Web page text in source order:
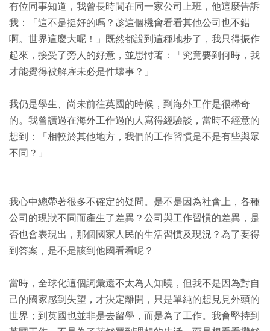
有位同事知道，我曾長時間在同一家公司上班，他這麼告訴
我：「這不是挺好的嗎？趁這個機會看看其他公司也不錯
啊。世界這麼大呢！」既然都說到這種地步了，我只得振作
起來，接受了旁人的好意，並思忖著：「究竟要到何時，我
才能覺得被解雇未必是件壞事？」
我仍是學生、尚未前往英國的時候，到海外工作是很稀奇
的。我曾讀過在海外工作過的人寫得經驗談，當時不經意的
想到：「相較於其他地方，我們的工作習慣是不是有些與眾
不同？」
我心中總帶著很多不確定的疑問。是不是因為社會上，各種
公司的現狀不同而產生了差異？公司與工作習慣的差異，是
否也會表現出，那個國家人民的生活習慣及現況？為了要得
到答案，是不是該到他國看看呢？
當時，全球化這個詞彙還不太為人知曉，但我不是因為對自
己的國家感到失望，才決定離開，只是單純的想見見外頭的
世界；到英國也並非是去留學，而是為了工作。我會堅持到